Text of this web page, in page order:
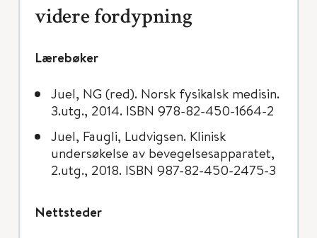
videre fordypning
Lærebøker
Juel, NG (red). Norsk fysikalsk medisin.
3.utg., 2014. ISBN 978-82-450-1664-2
Juel, Faugli, Ludvigsen. Klinisk
undersøkelse av bevegelsesapparatet,
2.utg., 2018. ISBN 987-82-450-2475-3
Nettsteder